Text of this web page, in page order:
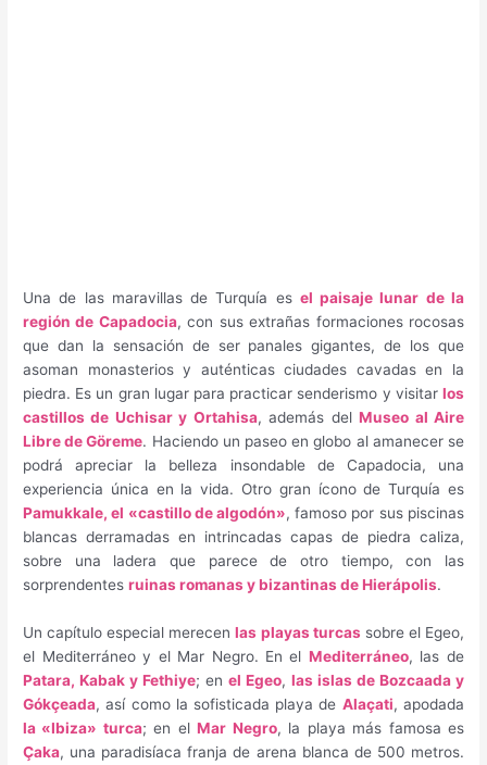
Una de las maravillas de Turquía es el paisaje lunar de la
región de Capadocia, con sus extrañas formaciones rocosas
que dan la sensación de ser panales gigantes, de los que
asoman monasterios y auténticas ciudades cavadas en la
piedra. Es un gran lugar para practicar senderismo y visitar los
castillos de Uchisar y Ortahisa, además delMuseo al Aire
Libre de Göreme. Haciendo un paseo en globo al amanecer se
podrá apreciar la belleza insondable de Capadocia, una
experiencia única en la vida. Otro gran ícono de Turquía es
Pamukkale, el «castillo de algodón», famoso por sus piscinas
blancas derramadas en intrincadas capas de piedra caliza,
sobre una ladera que parece de otro tiempo, con las
sorprendentesruinas romanas y bizantinas de Hierápolis.
Un capítulo especial merecenlas playas turcassobre el Egeo,
el Mediterráneo y el Mar Negro. En el Mediterráneo, las de
Patara, Kabak y Fethiye; enel Egeo,las islas de Bozcaada y
Gókçeada, así como la sofisticada playa de Alaçati, apodada
la «Ibiza» turca; en elMar Negro, la playa más famosa es
Çaka, una paradisíaca franja de arena blanca de 500 metros.